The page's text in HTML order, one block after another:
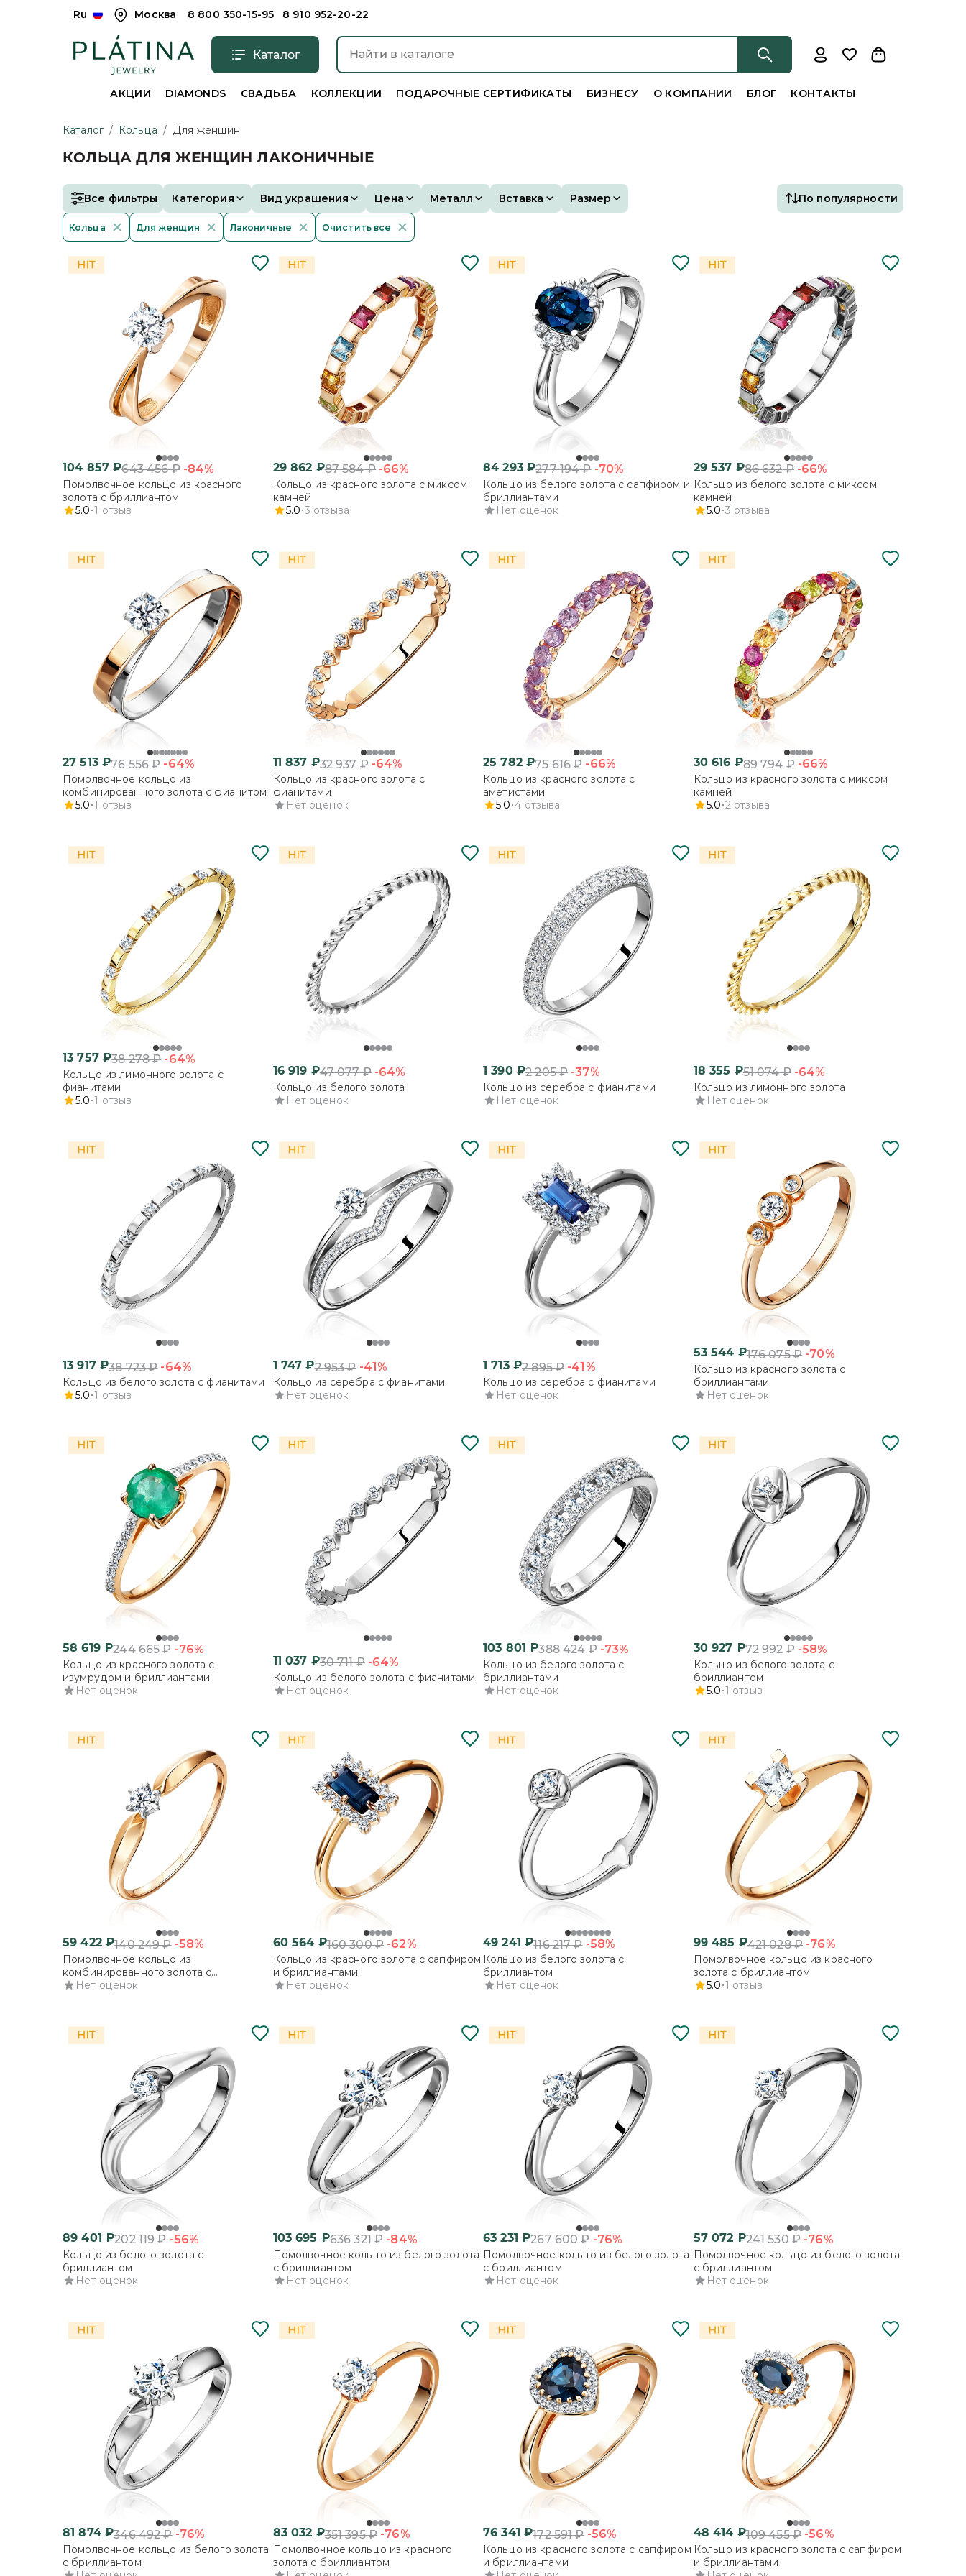
Ru Москва 8 800 350-15-95 8 910 952-20-22
Каталог
АКЦИИ DIAMONDS СВАДЬБА КОЛЛЕКЦИИ ПОДАРОЧНЫЕ СЕРТИФИКАТЫ БИЗНЕСУ О КОМПАНИИ БЛОГ КОНТАКТЫ
Каталог / Кольца / Для женщин
КОЛЬЦА ДЛЯ ЖЕНЩИН ЛАКОНИЧНЫЕ
Все фильтры Категория Вид украшения Цена Металл Вставка Размер По популярности
Кольца Для женщин Лаконичные Очистить все
104 857 ₽643 456₽ -84%
Помолвочное кольцо из красного
золота с бриллиантом
5.0 1 отзыв
29 862 ₽87 584₽ -66%
Кольцо из красного золота с миксом
камней
5.0 3 отзыва
84 293₽277 194₽ -70%
Кольцо из белого золота с сапфиром и
бриллиантами
Нет оценок
29 537 ₽86 632₽ -66%
Кольцо из белого золота с миксом
камней
5.0 3 отзыва
27 513₽76 556₽ -64%
Помолвочное кольцо из
комбинированного золота с фианитом
5.0 1 отзыв
11 837 ₽32 937₽ -64%
Кольцо из красного золота с
фианитами
Нет оценок
25 782₽75 616₽ -66%
Кольцо из красного золота с
аметистами
5.0 4 отзыва
30 616 ₽89 794₽ -66%
Кольцо из красного золота с миксом
камней
5.0 2 отзыва
13 757₽38 278₽ -64%
Кольцо из лимонного золота с
фианитами
5.0 1 отзыв
16 919 ₽47 077₽ -64%
Кольцо из белого золота
Нет оценок
1 390₽2 205₽ -37%
Кольцо из серебра с фианитами
Нет оценок
18 355 ₽51 074₽ -64%
Кольцо из лимонного золота
Нет оценок
13 917₽38 723₽ -64%
Кольцо из белого золота с фианитами
5.0 1 отзыв
1 747 ₽2 953₽ -41%
Кольцо из серебра с фианитами
Нет оценок
1 713₽2 895₽ -41%
Кольцо из серебра с фианитами
Нет оценок
53 544 ₽176 075₽ -70%
Кольцо из красного золота с
бриллиантами
Нет оценок
58 619₽244 665₽ -76%
Кольцо из красного золота с
изумрудом и бриллиантами
Нет оценок
11 037 ₽30 711₽ -64%
Кольцо из белого золота с фианитами
Нет оценок
103 801 ₽388 424₽ -73%
Кольцо из белого золота с
бриллиантами
Нет оценок
30 927 ₽72 992₽ -58%
Кольцо из белого золота с
бриллиантом
5.0 1 отзыв
59 422₽140 249₽ -58%
Помолвочное кольцо из
комбинированного золота с
бриллиантом
Нет оценок
60 564 ₽160 300₽ -62%
Кольцо из красного золота с сапфиром
и бриллиантами
Нет оценок
49 241 ₽116 217₽ -58%
Кольцо из белого золота с
бриллиантом
Нет оценок
99 485 ₽421 028₽ -76%
Помолвочное кольцо из красного
золота с бриллиантом
5.0 1 отзыв
89 401 ₽202 119₽ -56%
Кольцо из белого золота с
бриллиантом
Нет оценок
103 695 ₽636 321₽ -84%
Помолвочное кольцо из белого золота
с бриллиантом
Нет оценок
63 231 ₽267 600₽ -76%
Помолвочное кольцо из белого золота
с бриллиантом
Нет оценок
57 072 ₽241 530₽ -76%
Помолвочное кольцо из белого золота
с бриллиантом
Нет оценок
81 874₽346 492₽ -76%
Помолвочное кольцо из белого золота
с бриллиантом
83 032 ₽351 395₽ -76%
Помолвочное кольцо из красного
золота с бриллиантом
76 341 ₽172 591₽ -56%
Кольцо из красного золота с сапфиром
и бриллиантами
48 414 ₽109 455₽ -56%
Кольцо из красного золота с сапфиром
и бриллиантами